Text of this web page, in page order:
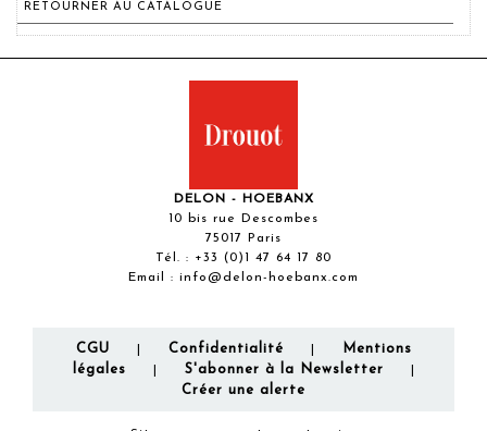
RETOURNER AU CATALOGUE
DELON - HOEBANX
10 bis rue Descombes
75017 Paris
Tél. : +33 (0)1 47 64 17 80
Email : info@delon-hoebanx.com
CGU Confidentialité
Mentions
légales
S'abonner à la Newsletter
Créer une alerte